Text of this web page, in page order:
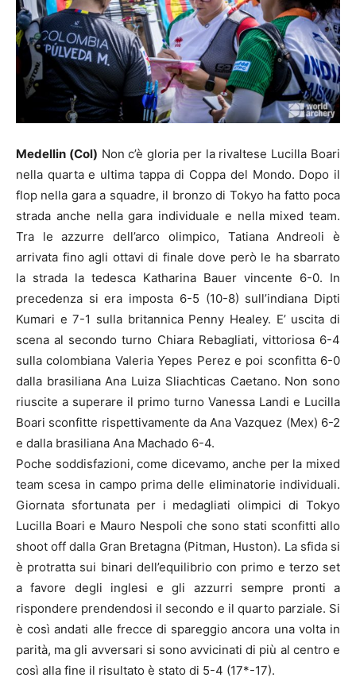
Medellin (Col) Non c’è gloria per la rivaltese Lucilla Boari
nella quarta e ultima tappa di Coppa del Mondo. Dopo il
flop nella gara a squadre, il bronzo di Tokyo ha fatto poca
strada anche nella gara individuale e nella mixed team.
Tra le azzurre dell’arco olimpico, Tatiana Andreoli è
arrivata fino agli ottavi di finale dove però le ha sbarrato
la strada la tedesca Katharina Bauer vincente 6-0. In
precedenza si era imposta 6-5 (10-8) sull’indiana Dipti
Kumari e 7-1 sulla britannica Penny Healey. E’ uscita di
scena al secondo turno Chiara Rebagliati, vittoriosa 6-4
sulla colombiana Valeria Yepes Perez e poi sconfitta 6-0
dalla brasiliana Ana Luiza Sliachticas Caetano. Non sono
riuscite a superare il primo turno Vanessa Landi e Lucilla
Boari sconfitte rispettivamente da Ana Vazquez (Mex) 6-2
e dalla brasiliana Ana Machado 6-4.
Poche soddisfazioni, come dicevamo, anche per la mixed
team scesa in campo prima delle eliminatorie individuali.
Giornata sfortunata per i medagliati olimpici di Tokyo
Lucilla Boari e Mauro Nespoli che sono stati sconfitti allo
shoot off dalla Gran Bretagna (Pitman, Huston). La sfida si
è protratta sui binari dell’equilibrio con primo e terzo set
a favore degli inglesi e gli azzurri sempre pronti a
rispondere prendendosi il secondo e il quarto parziale. Si
è così andati alle frecce di spareggio ancora una volta in
parità, ma gli avversari si sono avvicinati di più al centro e
così alla fine il risultato è stato di 5-4 (17*-17).